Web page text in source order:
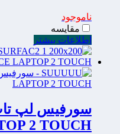
ناموجود
مقایسه
اطلاعات بیشتر
2 TOUCH